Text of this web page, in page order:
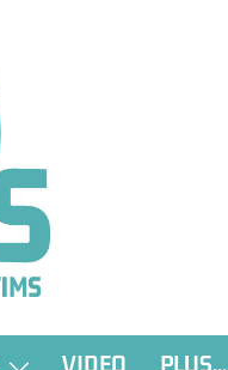
VIDEO PLUS…